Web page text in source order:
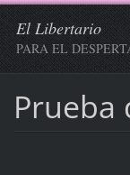
El Libertario
PARA EL
Prueba